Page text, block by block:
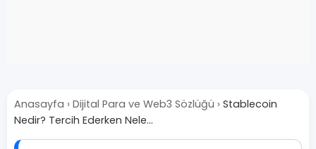
Anasayfa › Dijital Para ve Web3 Sözlüğü › Stablecoin
Nedir? Tercih Ederken Nele...